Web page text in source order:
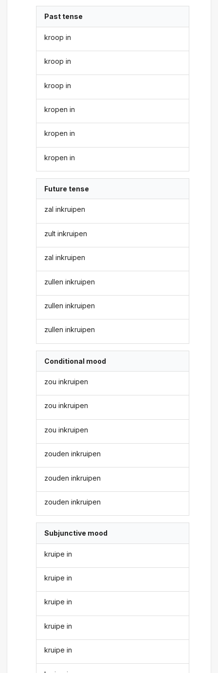
Past tense
kroop in
kroop in
kroop in
kropen in
kropen in
kropen in
Future tense
zal inkruipen
zult inkruipen
zal inkruipen
zullen inkruipen
zullen inkruipen
zullen inkruipen
Conditional mood
zou inkruipen
zou inkruipen
zou inkruipen
zouden inkruipen
zouden inkruipen
zouden inkruipen
Subjunctive mood
kruipe in
kruipe in
kruipe in
kruipe in
kruipe in